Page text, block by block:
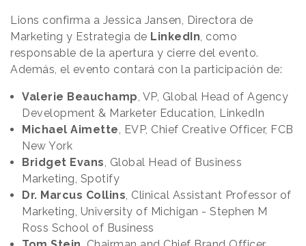
Lions confirma a Jessica Jansen, Directora de
Marketing y Estrategia de LinkedIn , como
responsable de la apertura y cierre del evento.
Además, el evento contará con la participación de:
Valerie Beauchamp , VP, Global Head of Agency
Development & Marketer Education, LinkedIn
Michael Aimette , EVP, Chief Creative Officer, FCB
New York
Bridget Evans , Global Head of Business
Marketing, Spotify
Dr. Marcus Collins , Clinical Assistant Professor of
Marketing, University of Michigan - Stephen M
Ross School of Business